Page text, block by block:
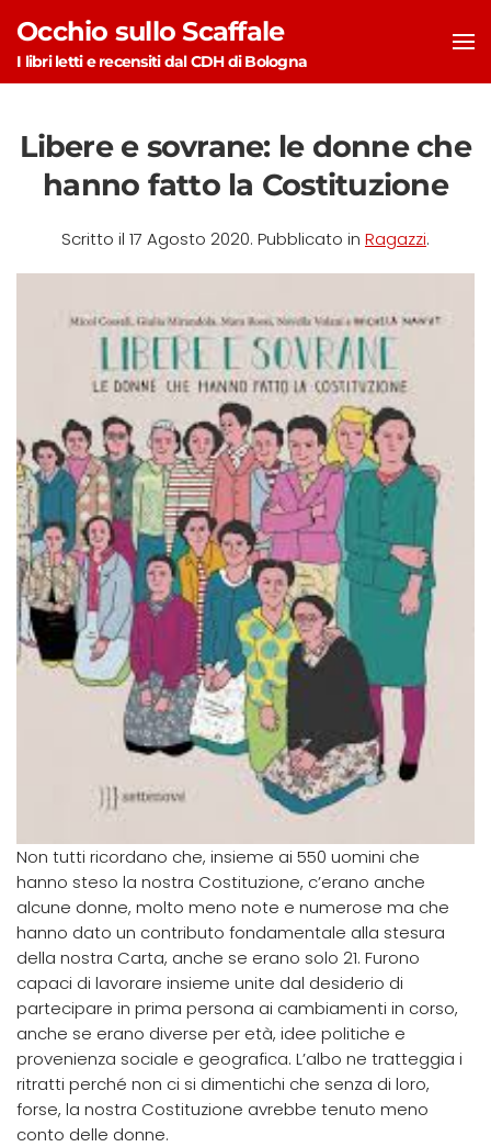
Skip to main content
Occhio sullo Scaffale
I libri letti e recensiti dal CDH di Bologna
Libere e sovrane: le donne che
hanno fatto la Costituzione
Scritto il 17 Agosto 2020. Pubblicato in Ragazzi.
Non tutti ricordano che, insieme ai 550 uomini che
hanno steso la nostra Costituzione, c’erano anche
alcune donne, molto meno note e numerose ma che
hanno dato un contributo fondamentale alla stesura
della nostra Carta, anche se erano solo 21. Furono
capaci di lavorare insieme unite dal desiderio di
partecipare in prima persona ai cambiamenti in corso,
anche se erano diverse per età, idee politiche e
provenienza sociale e geografica. L’albo ne tratteggia i
ritratti perché non ci si dimentichi che senza di loro,
forse, la nostra Costituzione avrebbe tenuto meno
conto delle donne.